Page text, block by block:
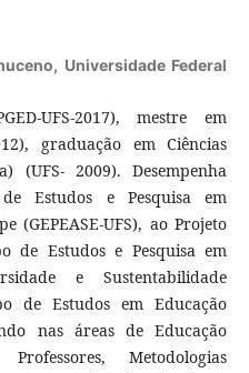
Universidade Federal
UFS-2017), mestre em
graduação em Ciências
(UFS- 2009). Desempenha
Estudos e Pesquisa em
(GEPEASE-UFS), ao Projeto
de Estudos e Pesquisa em
e Sustentabilidade
de Estudos em Educação
nas áreas de Educação
Metodologias